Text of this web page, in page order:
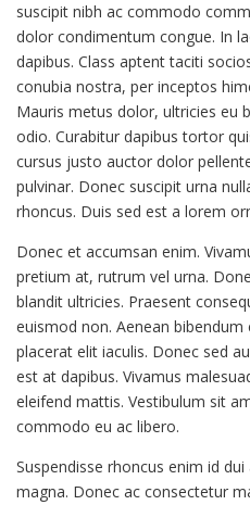
suscipit nibh ac commodo
dolor condimentum congue. In
dapibus. Class aptent taciti
conubia nostra, per inceptos
Mauris metus dolor, ultricies eu
odio. Curabitur dapibus tortor
cursus justo auctor dolor
pulvinar. Donec suscipit urna
rhoncus. Duis sed est a lorem
Donec et accumsan enim.
pretium at, rutrum vel urna.
blandit ultricies. Praesent
euismod non. Aenean
placerat elit iaculis. Donec sed
est at dapibus. Vivamus
eleifend mattis. Vestibulum sit
commodo eu ac libero.
Suspendisse rhoncus enim id
magna. Donec ac consectetur